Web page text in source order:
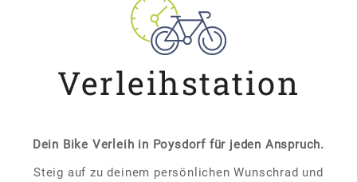
Verleihstation
Dein Bike Verleih in Poysdorf für jeden Anspruch.
Steig auf zu deinem persönlichen Wunschrad und